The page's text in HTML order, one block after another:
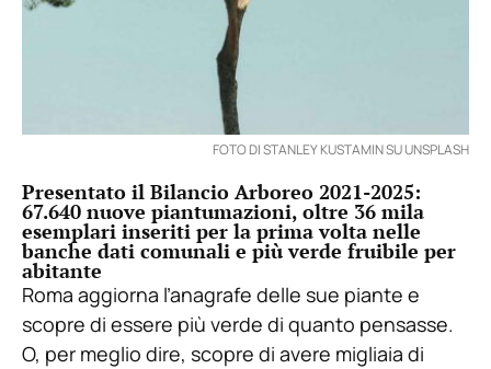
FOTO DI STANLEY KUSTAMIN SU UNSPLASH
Presentato il Bilancio Arboreo 2021-2025:
67.640 nuove piantumazioni, oltre 36 mila
esemplari inseriti per la prima volta nelle
banche dati comunali e più verde fruibile per
abitante
Roma aggiorna l’anagrafe delle sue piante e
scopre di essere più verde di quanto pensasse.
O, per meglio dire, scopre di avere migliaia di